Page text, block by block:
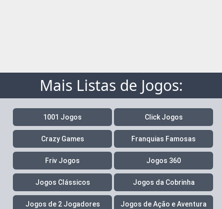
Mais Listas de Jogos:
1001 Jogos Click Jogos
Crazy Games Franquias Famosas
Friv Jogos Jogos 360
Jogos Clássicos Jogos da Cobrinha
Jogos de 2 Jogadores Jogos de Ação e Aventura